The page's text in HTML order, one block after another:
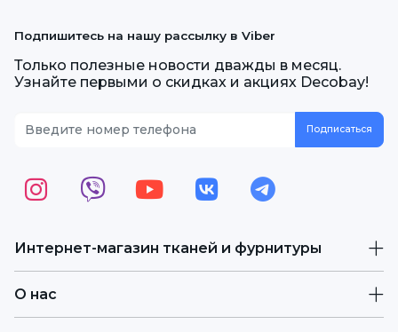
Интернет-магазин тканей и фурнитуры
О нас
Подпишитесь на нашу рассылку в Viber
Только полезные новости дважды в месяц.
Узнайте первыми о скидках и акциях Decobay!